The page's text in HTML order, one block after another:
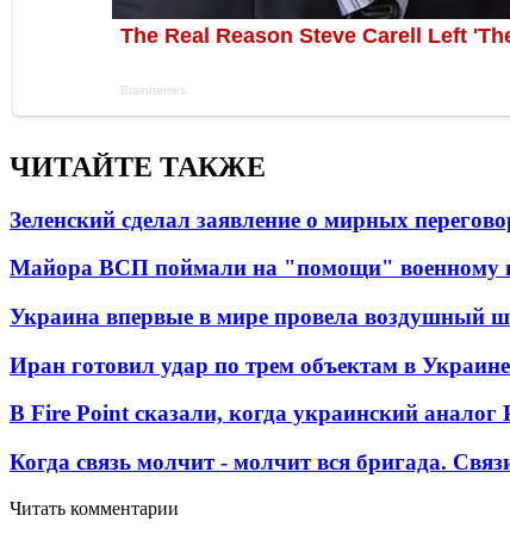
ЧИТАЙТЕ ТАКЖЕ
Зеленский сделал заявление о мирных
Майора ВСП поймали на "помощи"
Украина впервые в мире провела воздушный
Иран готовил удар по трем объектам в
В Fire Point сказали, когда украинский аналог
Когда связь молчит - молчит вся бригада.
Читать комментарии